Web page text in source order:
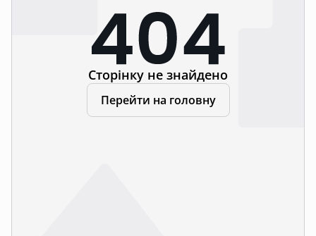
Сторінку не знайдено
Перейти на головну